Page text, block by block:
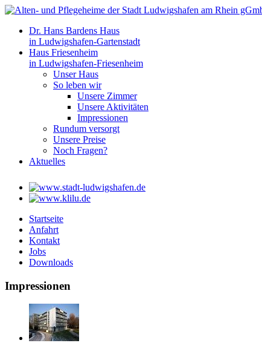
Dr. Hans Bardens Haus
in Ludwigshafen-Gartenstadt
Haus Friesenheim
in Ludwigshafen-Friesenheim
Unser Haus
So leben wir
Unsere Zimmer
Unsere Aktivitäten
Impressionen
Rundum versorgt
Unsere Preise
Noch Fragen?
Aktuelles
Startseite
Anfahrt
Kontakt
Jobs
Downloads
Impressionen